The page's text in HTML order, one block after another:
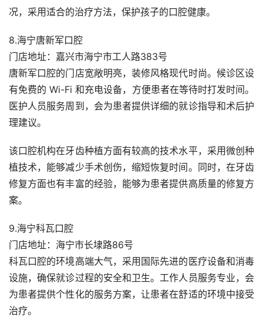
况，采用适合的治疗方法，保护孩子的口腔健康。
8.海宁唐新军口腔
门店地址：嘉兴市海宁市工人路383号
唐新军口腔的门店宽敞明亮，装修风格现代时尚。候诊区设
有免费的 Wi-Fi 和充电设备，方便患者在等待时打发时间。
医护人员服务周到，会为患者提供详细的就诊指导和术后护
理建议。
该口腔机构在牙齿种植方面有较高的技术水平，采用微创种
植技术，能够减少手术创伤，缩短恢复时间。同时，在牙齿
修复方面也有丰富的经验，能够为患者提供高质量的修复方
案。
9.海宁科瓦口腔
门店地址：海宁市长埭路86号
科瓦口腔的环境高端大气，采用国际先进的医疗设备和消毒
设施，确保就诊过程的安全和卫生。工作人员服务专业，会
为患者提供个性化的服务方案，让患者在舒适的环境中接受
治疗。